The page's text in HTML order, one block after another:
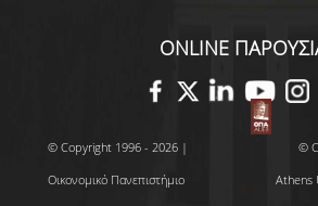
ΜΑΘΗΜΑΤΑ ΕΛΕΥΘΕΡΗΣ
ΑΛΛΑ ΤΜΗΜΑΤΑ
ΒΡΑΒΕΙΑ ΕΡΓΑΣΙΩΝ
ΠΡΑΚΤΙΚΗ ΑΣΚΗΣΗ ΚΑΙ
ONLINE
© Copyright 1996 - 2026 |
Οικονομικό Πανεπιστήμιο
©
Athens